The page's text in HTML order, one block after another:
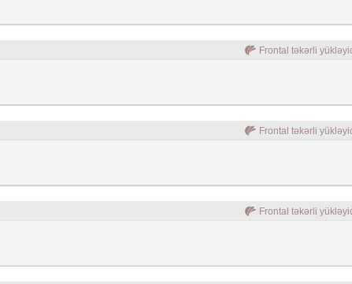
Frontal təkərli
Frontal təkərli
Frontal təkərli